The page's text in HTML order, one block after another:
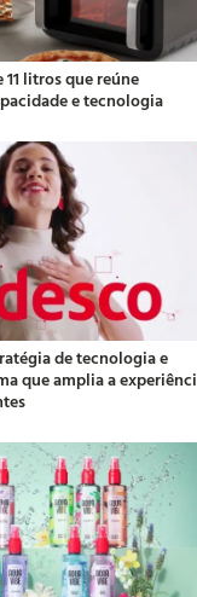
litros que reúne
e tecnologia
de tecnologia e
que amplia a